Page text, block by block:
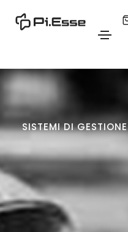
SISTEMI DI GESTIONE